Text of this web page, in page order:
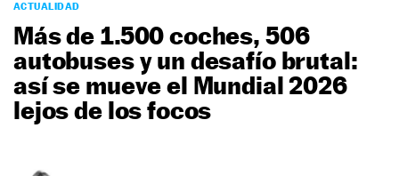
PODCAST
MOTOS
TECNOLOGÍA
SUPERCOCHES
MOTORTV
PREMIOS
ACTUALIDAD
Más de 1.500 coches, 506
autobuses y un desafío brutal:
así se mueve el Mundial 2026
lejos de los focos